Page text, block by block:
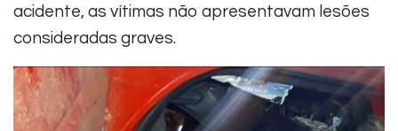
acidente, as vítimas não apresentavam lesões
consideradas graves.